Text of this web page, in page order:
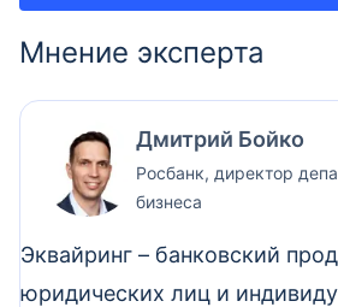
Мнение эксперта
Дмитрий Бойко
Росбанк, директор
бизнеса
Эквайринг – банковский
юридических лиц и